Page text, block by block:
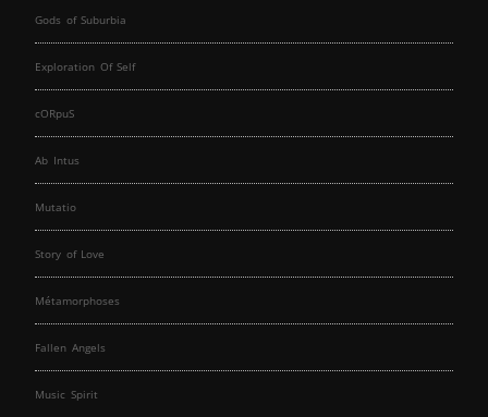
Gods of Suburbia
Exploration Of Self
cORpuS
Ab Intus
Mutatio
Story of Love
Métamorphoses
Fallen Angels
Music Spirit